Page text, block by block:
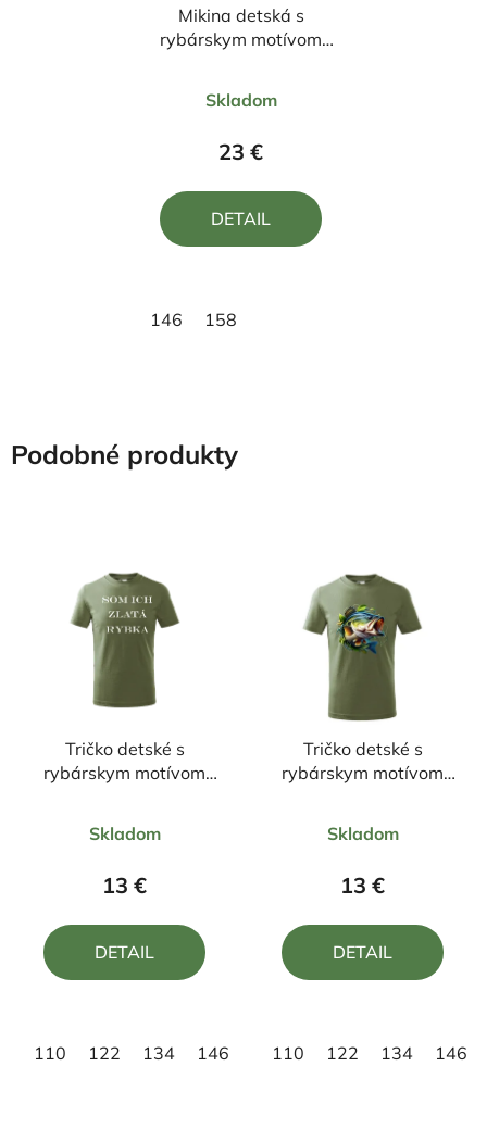
Mikina detská s
rybárskym motívom
hodnotenie
produktu
z
Skladom
23 €
DETAIL
146 158
Podobné produkty
Tričko detské s
rybárskym motívom
hodnotenie
produktu
4,0
z
Skladom
13 €
DETAIL
110 122 134 146 158
Tričko detské s
rybárskym motívom
hodnotenie
produktu
5,0
z
Skladom
13 €
DETAIL
110 122 134 146